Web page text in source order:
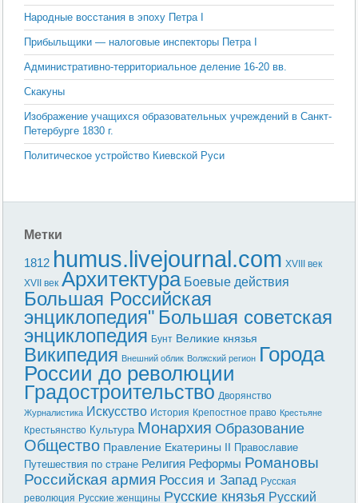
Народные восстания в эпоху Петра I
Прибыльщики — налоговые инспекторы Петра I
Административно-территориальное деление 16-20 вв.
Скакуны
Изображение учащихся образовательных учреждений в Санкт-
Петербурге 1830 г.
Политическое устройство Киевской Руси
Метки
1812 humus.livejournal.com XVIII век
XVII век Архитектура Боевые действия
Большая Российская
энциклопедия" Большая советская
энциклопедия Бунт Великие князья
Википедия Внешний облик Волжский регион Города
России до революции
Градостроительство Дворянство
Журналистика Искусство История Крепостное право Крестьяне
Крестьянство Культура Монархия Образование
Общество Правление Екатерины II Православие
Путешествия по стране Религия Реформы Романовы
Российская армия Россия и Запад Русская
революция Русские женщины Русские князья Русский